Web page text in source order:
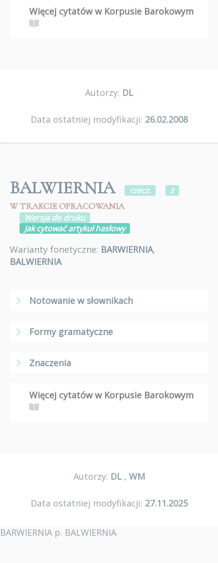
Więcej cytatów w Korpusie Barokowym
Autorzy: DL
Data ostatniej modyfikacji: 26.02.2008
BALWIERNIA rzecz.
ż
W TRAKCIE OPRACOWANIA
Wersja do druku
Jak cytować artykuł hasłowy
Warianty fonetyczne: BARWIERNIA,
BALWIERNIA
Notowanie w słownikach
Formy gramatyczne
Znaczenia
Więcej cytatów w Korpusie Barokowym
Autorzy: DL, WM
Data ostatniej modyfikacji: 27.11.2025
BARWIERNIA p. BALWIERNIA